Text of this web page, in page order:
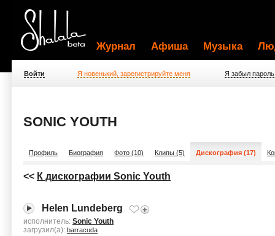
Журнал Афиша Музыка
Войти Я новенький, зарегистрируйте меня Я забыл пароль
SONIC YOUTH
Профиль Биография Фото (10) Клипы (5) Дискография (17)
<< К дискографии Sonic Youth
Helen Lundeberg
исполнитель: Sonic Youth
загрузил(а): barracuda